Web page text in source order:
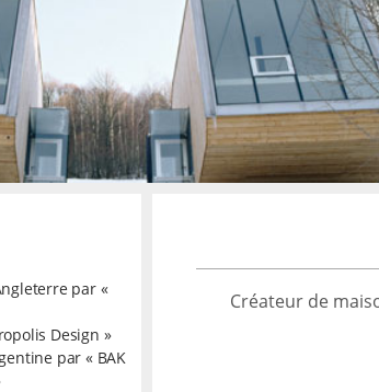
par «
Design »
par « BAK
Créateur de